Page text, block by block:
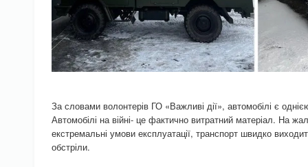
За словами волонтерів ГО «Важливі дії», автомобілі є
Автомобілі на війні- це фактично витратний матеріал. На
екстремальні умови експлуатації, транспорт швидко
обстріли.